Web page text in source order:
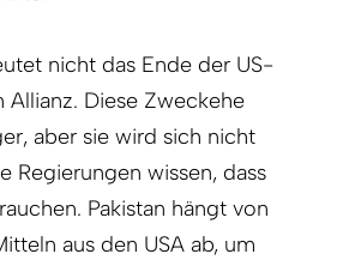
nicht das Ende der US-
Allianz. Diese Zweck­ehe
aber sie wird sich nicht
Regierungen wissen, dass
Pakistan hängt von
aus den USA ab, um